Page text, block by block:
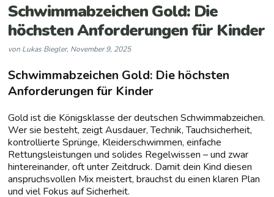
Schwimmabzeichen Gold: Die
höchsten Anforderungen für Kinder
von Lukas Biegler, November 9, 2025
Schwimmabzeichen Gold: Die höchsten
Anforderungen für Kinder
Gold ist die Königsklasse der deutschen Schwimmabzeichen.
Wer sie besteht, zeigt Ausdauer, Technik, Tauchsicherheit,
kontrollierte Sprünge, Kleiderschwimmen, einfache
Rettungsleistungen und solides Regelwissen – und zwar
hintereinander, oft unter Zeitdruck. Damit dein Kind diesen
anspruchsvollen Mix meistert, brauchst du einen klaren Plan
und viel Fokus auf Sicherheit.